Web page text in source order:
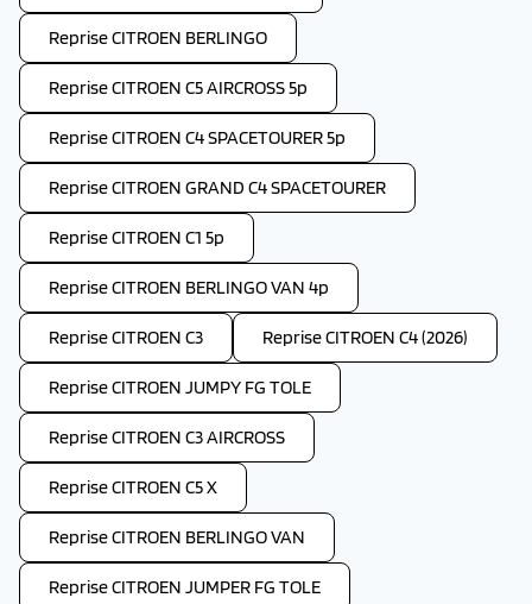
Reprise CITROEN BERLINGO
Reprise CITROEN C5 AIRCROSS 5p
Reprise CITROEN C4 SPACETOURER 5p
Reprise CITROEN GRAND C4 SPACETOURER
Reprise CITROEN C1 5p
Reprise CITROEN BERLINGO VAN 4p
Reprise CITROEN C3 Reprise CITROEN C4 (2026)
Reprise CITROEN JUMPY FG TOLE
Reprise CITROEN C3 AIRCROSS
Reprise CITROEN C5 X
Reprise CITROEN BERLINGO VAN
Reprise CITROEN JUMPER FG TOLE